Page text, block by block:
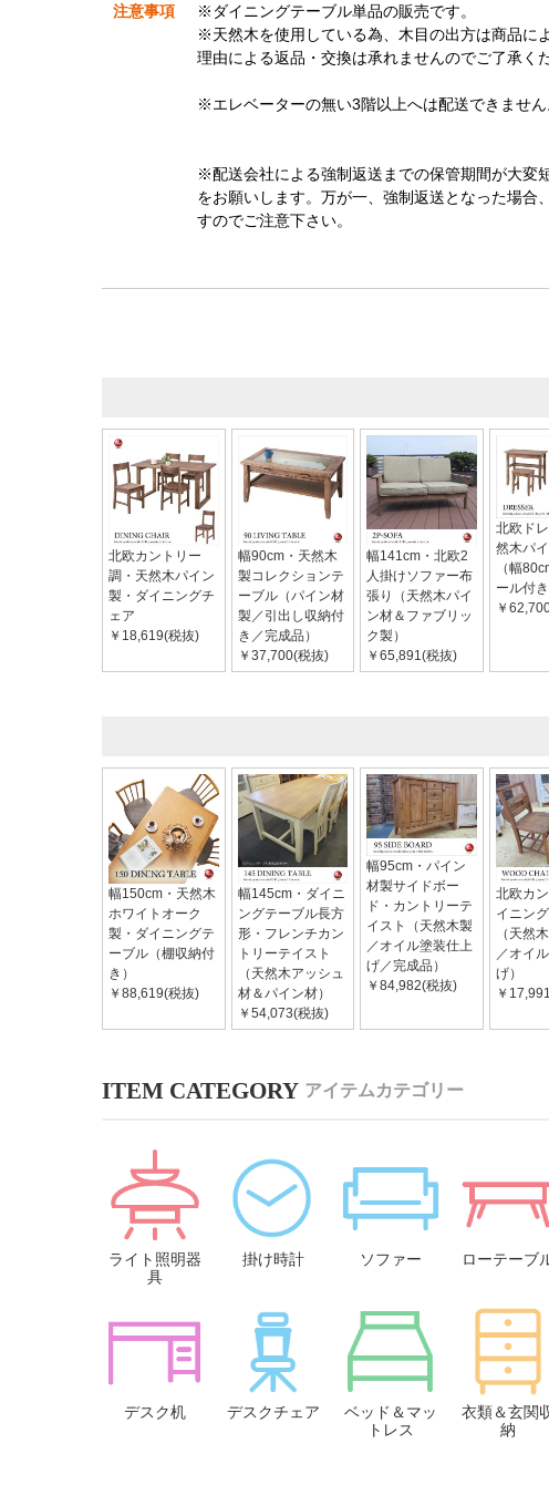
注意事項
※ダイニングテーブル単品の販売です。
※天然木を使用している為、木目の出方は商品に
理由による返品・交換は承れませんのでご了承く
※エレベーターの無い3階以上へは配送できません
※配送会社による強制返送までの保管期間が大変
をお願いします。万が一、強制返送となった場合
すのでご注意下さい。
北欧カントリー
調・天然木パイン
製・ダイニングチ
ェア
￥18,619(税抜)
幅90cm・天然木
製コレクションテ
ーブル（パイン材
製／引出し収納付
き／完成品）
￥37,700(税抜)
幅141cm・北欧2
人掛けソファー布
張り（天然木パイ
ン材＆ファブリッ
ク製）
￥65,891(税抜)
北欧ド
然木パ
（幅
ール付き
￥
幅150cm・天然木
ホワイトオーク
製・ダイニングテ
ーブル（棚収納付
き）
￥88,619(税抜)
幅145cm・ダイニ
ングテーブル長方
形・フレンチカン
トリーテイスト
（天然木アッシュ
材＆パイン材）
￥54,073(税抜)
幅95cm・パイン
材製サイドボー
ド・カントリーテ
イスト（天然木製
／オイル塗装仕上
げ／完成品）
￥84,982(税抜)
北欧カ
イニン
（天然
／オイ
げ）
￥
アイテムカテゴリー
ライト照明器
具
掛け時計 ソファー ローテーブ
デスク机 デスクチェア
ベッド＆マッ
トレス
衣類＆玄関
納